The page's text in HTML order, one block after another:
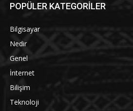
POPÜLER KATEGORİLER
Bilgisayar
Nedir
Genel
İnternet
Bilişim
Teknoloji